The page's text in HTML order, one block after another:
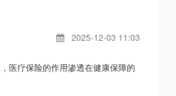
2025-12-03 11:03
医疗保险的作用渗透在健康保障的